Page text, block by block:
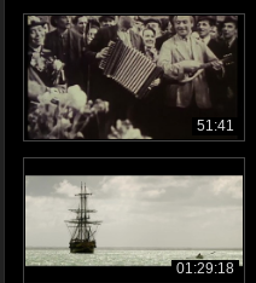
51:41
01:29:18